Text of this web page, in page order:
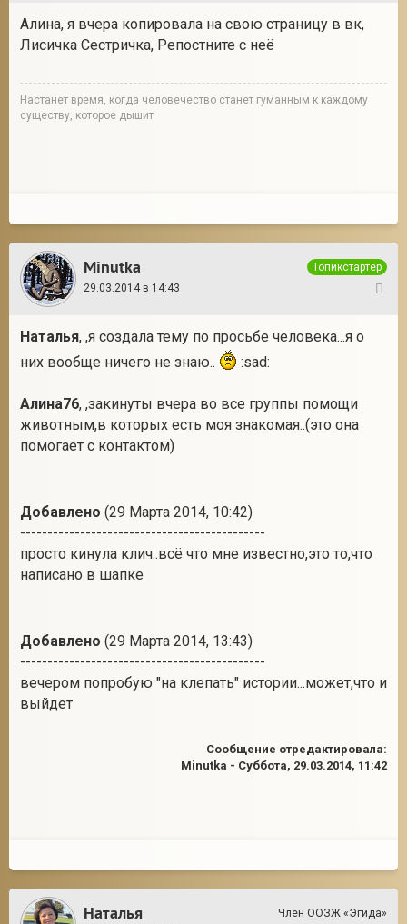
Алина, я вчера копировала на свою страницу в вк,
Лисичка Сестричка, Репостните с неё
Настанет время, когда человечество станет гуманным к каждому
существу, которое дышит
Minutka
Топикстартер
29.03.2014 в 14:43
Наталья, ,я создала тему по просьбе человека...я о
них вообще ничего не знаю..
:sad:
Алина76, ,закинуты вчера во все группы помощи
животным,в которых есть моя знакомая..(это она
помогает с контактом)
Добавлено (29 Марта 2014, 10:42)
---------------------------------------------
просто кинула клич..всё что мне известно,это то,что
написано в шапке
Добавлено (29 Марта 2014, 13:43)
---------------------------------------------
вечером попробую "на клепать" истории...может,что и
выйдет
Сообщение отредактировала:
Minutka - Суббота, 29.03.2014, 11:42
Наталья
Член ООЗЖ «Эгида»